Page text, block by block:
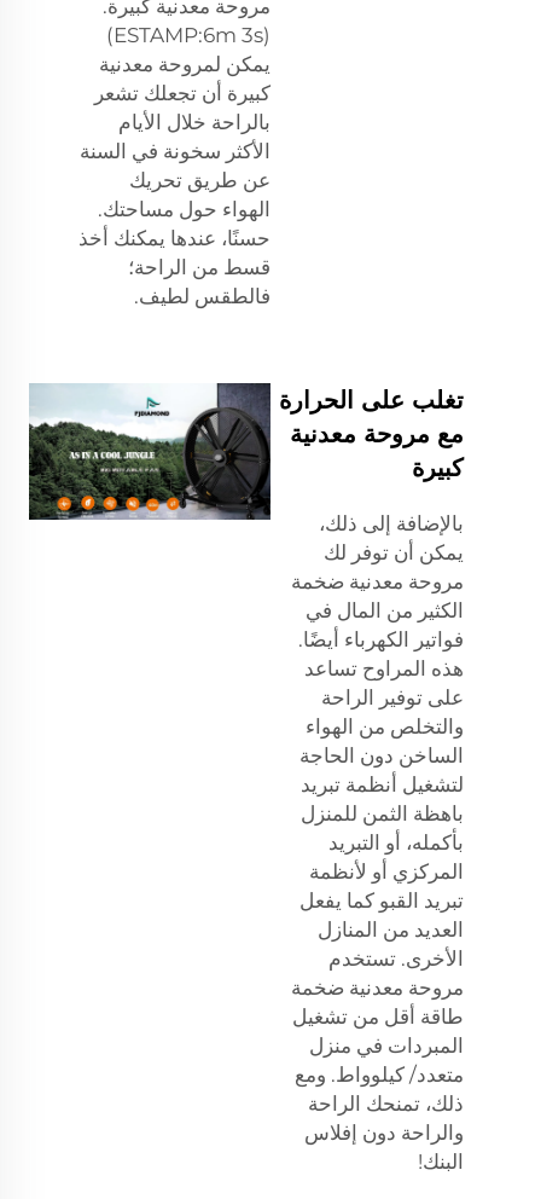
مروحة معدنية كبيرة.
(ESTAMP:6m 3s)
يمكن لمروحة معدنية
كبيرة أن تجعلك تشعر
بالراحة خلال الأيام
الأكثر سخونة في السنة
عن طريق تحريك
الهواء حول مساحتك.
حسنًا، عندها يمكنك أخذ
قسط من الراحة؛
فالطقس لطيف.
تغلب على الحرارة
مع مروحة معدنية
كبيرة
بالإضافة إلى ذلك،
يمكن أن توفر لك
مروحة معدنية ضخمة
الكثير من المال في
فواتير الكهرباء أيضًا.
هذه المراوح تساعد
على توفير الراحة
والتخلص من الهواء
الساخن دون الحاجة
لتشغيل أنظمة تبريد
باهظة الثمن للمنزل
بأكمله، أو التبريد
المركزي أو لأنظمة
تبريد القبو كما يفعل
العديد من المنازل
الأخرى. تستخدم
مروحة معدنية ضخمة
طاقة أقل من تشغيل
المبردات في منزل
متعدد/ كيلوواط. ومع
ذلك، تمنحك الراحة
والراحة دون إفلاس
البنك!